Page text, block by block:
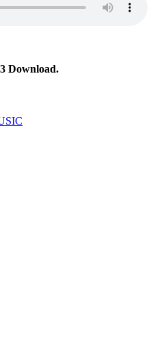
Download.